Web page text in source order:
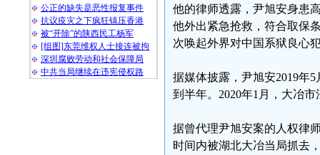
公正的缺失是恶性报复事件
抗议疫灾之下疯狂镇压香港
被“开除”的陕西民工杨军
[组图]东莞维权人士接连被拘
深圳腐败劳动和社会保障局
中共当局继续在违宪侵权路
他的律师透露，尹旭安身患
他外出紧急抢救，符合取保
次唤起外界对中国系狱良心
据媒体披露，尹旭安2019年
到半年。2020年1月，大冶
据曾代理尹旭安案的人权律
时间内被湖北大冶当局抓去